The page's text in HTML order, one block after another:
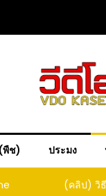
พืช) ประมง
(คลิป) วิธี